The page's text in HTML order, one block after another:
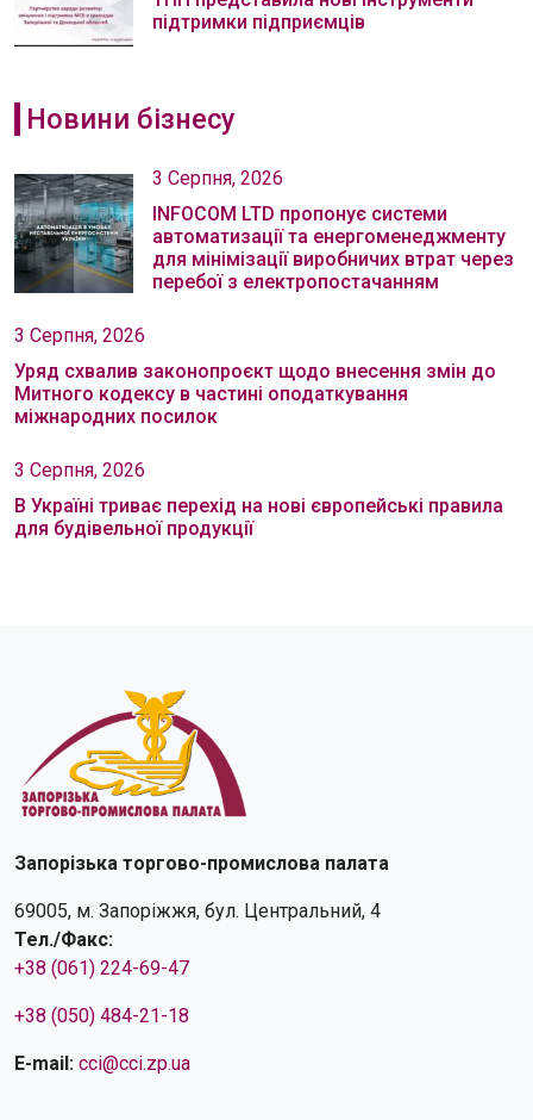
підтримки підприємців
Новини бізнесу
3 Серпня, 2026
INFOCOM LTD пропонує системи
автоматизації та енергоменеджменту
для мінімізації виробничих втрат через
перебої з електропостачанням
3 Серпня, 2026
Уряд схвалив законопроєкт щодо внесення змін до
Митного кодексу в частині оподаткування
міжнародних посилок
3 Серпня, 2026
В Україні триває перехід на нові європейські правила
для будівельної продукції
Запорізька торгово-промислова палата
69005, м. Запоріжжя, бул. Центральний, 4
Тел./Факс:
+38 (061) 224-69-47
+38 (050) 484-21-18
E-mail: cci@cci.zp.ua